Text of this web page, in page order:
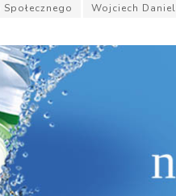
Wojciech Daniel